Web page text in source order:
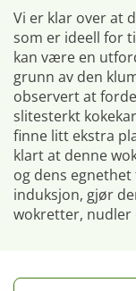
Vi er klar over at
som er ideell for
kan være en
grunn av den
observert at
slitesterkt
finne litt ekstra
klart at denne
og dens
induksjon, gjør
wokretter, nudler